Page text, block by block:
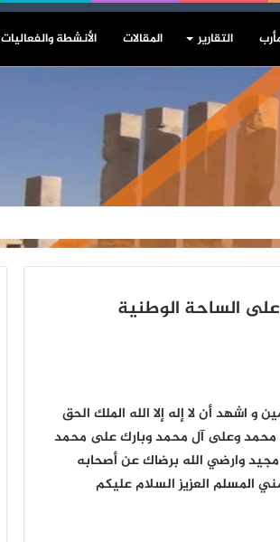
التقارير المقالات الأنشطة والفعاليات
الساحة الوطنية
و اشهد أن لا إله إلا الله الملك الحق
محمد وعلى آل محمد وبارك على محمد
وارضي الله برضاك عن أصحابه
المسلم العزيز السلام عليكم